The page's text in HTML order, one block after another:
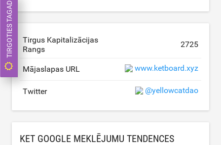
Tirgus Kapitalizācijas
Rangs
2725
Mājaslapas URL www.ketboard.xyz
Twitter @yellowcatdao
KET GOOGLE MEKLĒJUMU TENDENCES
TIRGOTIES TAGAD